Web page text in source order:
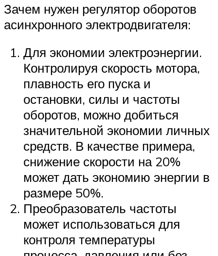
Зачем нужен регулятор оборотов
асинхронного электродвигателя:
Для экономии электроэнергии.
Контролируя скорость мотора,
плавность его пуска и
остановки, силы и частоты
оборотов, можно добиться
значительной экономии личных
средств. В качестве примера,
снижение скорости на 20%
может дать экономию энергии в
размере 50%.
Преобразователь частоты
может использоваться для
контроля температуры